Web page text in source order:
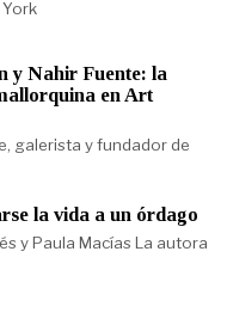
y Nahir Fuente: la
en Art
galerista y fundador de
la vida a un órdago
y Paula Macías La autora